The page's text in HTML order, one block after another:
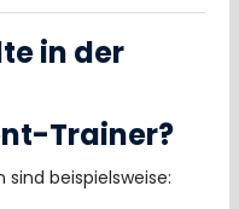
in der
Trainer?
beispielsweise: